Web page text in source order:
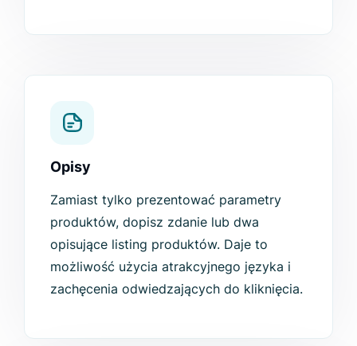
Opisy
Zamiast tylko prezentować parametry
produktów, dopisz zdanie lub dwa
opisujące listing produktów. Daje to
możliwość użycia atrakcyjnego języka i
zachęcenia odwiedzających do kliknięcia.